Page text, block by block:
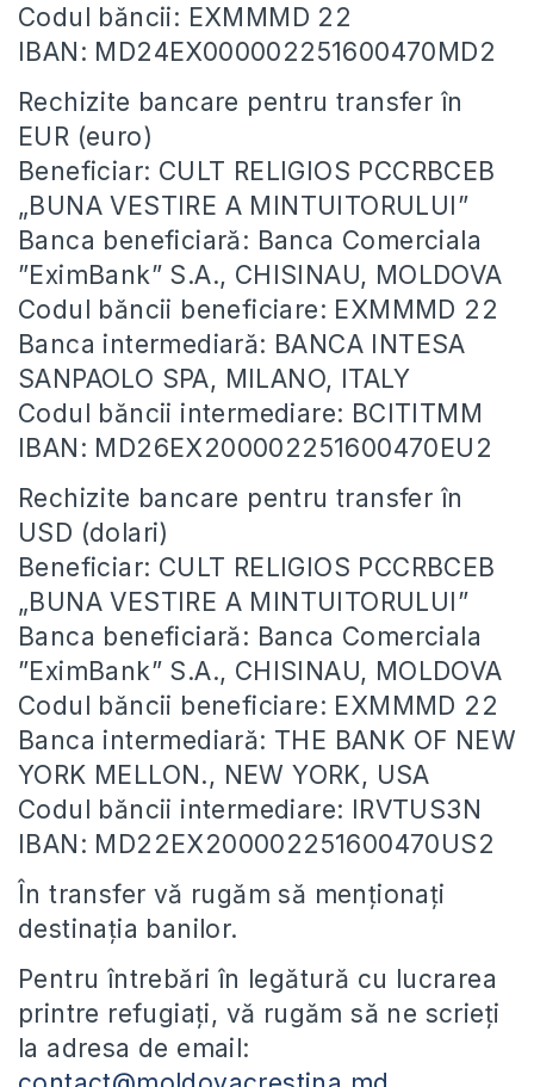
Codul băncii: EXMMMD 22
IBAN: MD24EX000002251600470MD2
Rechizite bancare pentru transfer în
EUR (euro)
Beneficiar: CULT RELIGIOS PCCRBCEB
„BUNA VESTIRE A MINTUITORULUI”
Banca beneficiară: Banca Comerciala
”EximBank” S.A., CHISINAU, MOLDOVA
Codul băncii beneficiare: EXMMMD 22
Banca intermediară: BANCA INTESA
SANPAOLO SPA, MILANO, ITALY
Codul băncii intermediare: BCITITMM
IBAN: MD26EX200002251600470EU2
Rechizite bancare pentru transfer în
USD (dolari)
Beneficiar: CULT RELIGIOS PCCRBCEB
„BUNA VESTIRE A MINTUITORULUI”
Banca beneficiară: Banca Comerciala
”EximBank” S.A., CHISINAU, MOLDOVA
Codul băncii beneficiare: EXMMMD 22
Banca intermediară: THE BANK OF NEW
YORK MELLON., NEW YORK, USA
Codul băncii intermediare: IRVTUS3N
IBAN: MD22EX200002251600470US2
În transfer vă rugăm să menționați
destinația banilor.
Pentru întrebări în legătură cu lucrarea
printre refugiați, vă rugăm să ne scrieți
la adresa de email: